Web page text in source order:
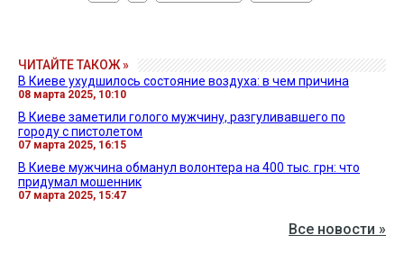
ЧИТАЙТЕ ТАКОЖ »
В Киеве ухудшилось состояние воздуха: в чем причина
08 марта 2025, 10:10
В Киеве заметили голого мужчину, разгуливавшего по
городу с пистолетом
07 марта 2025, 16:15
В Киеве мужчина обманул волонтера на 400 тыс. грн: что
придумал мошенник
07 марта 2025, 15:47
Все новости »